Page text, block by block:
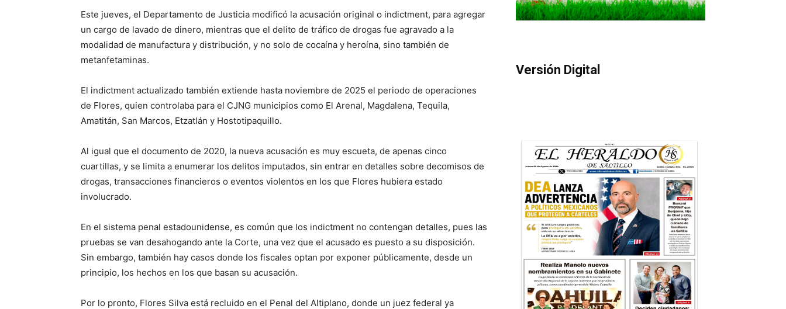
Este jueves, el Departamento de Justicia modificó la acusación original o indictment, para agregar
un cargo de lavado de dinero, mientras que el delito de tráfico de drogas fue agravado a la
modalidad de manufactura y distribución, y no solo de cocaína y heroína, sino también de
metanfetaminas.
El indictment actualizado también extiende hasta noviembre de 2025 el periodo de operaciones
de Flores, quien controlaba para el CJNG municipios como El Arenal, Magdalena, Tequila,
Amatitán, San Marcos, Etzatlán y Hostotipaquillo.
Al igual que el documento de 2020, la nueva acusación es muy escueta, de apenas cinco
cuartillas, y se limita a enumerar los delitos imputados, sin entrar en detalles sobre decomisos de
drogas, transacciones financieros o eventos violentos en los que Flores hubiera estado
involucrado.
En el sistema penal estadounidense, es común que los indictment no contengan detalles, pues las
pruebas se van desahogando ante la Corte, una vez que el acusado es puesto a su disposición.
Sin embargo, también hay casos donde los fiscales optan por exponer públicamente, desde un
principio, los hechos en los que basan su acusación.
Por lo pronto, Flores Silva está recluido en el Penal del Altiplano, donde un juez federal ya
Versión Digital